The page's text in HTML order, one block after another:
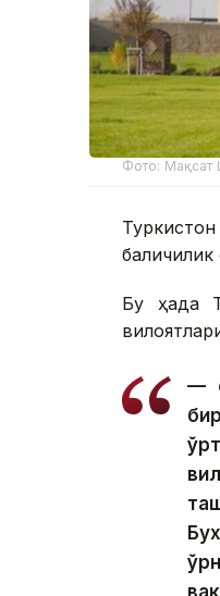
Фото: Мақсат
Бу ҳақда
—